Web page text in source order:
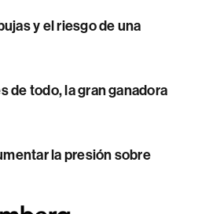
y el riesgo de una
de todo, la gran ganadora
la presión sobre